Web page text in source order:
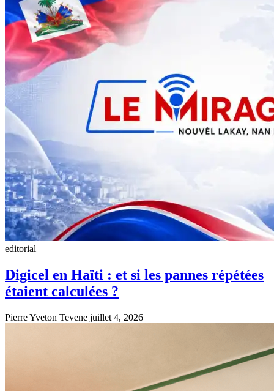
editorial
Digicel en Haïti : et si les pannes répétées
étaient calculées ?
Pierre Yveton Tevene juillet 4, 2026